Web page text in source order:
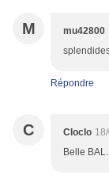
M mu42800
Répondre
C Cloclo
Belle